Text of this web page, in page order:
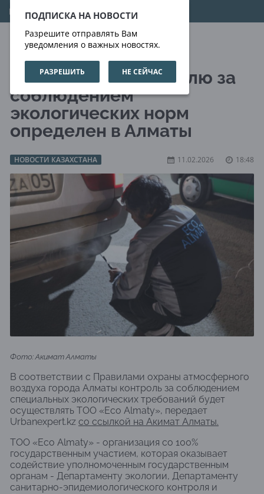
ПОДПИСКА НА НОВОСТИ
Разрешите отправлять Вам
уведомления о важных новостях.
РАЗРЕШИТЬ НЕ СЕЙЧАС
09.08.2026 17:47:03
Оператор по контролю за
соблюдением
экологических норм
определен в Алматы
НОВОСТИ КАЗАХСТАНА 11.02.2026 18:48
Фото: Акимат Алматы
В соответствии с Правилами охраны атмосферного
воздуха города Алматы контроль за соблюдением
специальных экологических требований будет
осуществлять ТОО «Eco Almaty», передает
Urbanexpert.kz со ссылкой на Акимат Алматы.
ТОО «Eco Almaty» - организация со 100%
государственным участием, которая оказывает
содействие уполномоченным государственным
органам - Департаменту экологии, Департаменту
санитарно-эпидемиологического контроля и